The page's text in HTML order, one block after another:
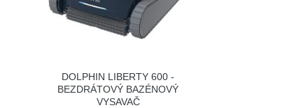
DOLPHIN LIBERTY 600 -
BEZDRÁTOVÝ BAZÉNOVÝ
VYSAVAČ